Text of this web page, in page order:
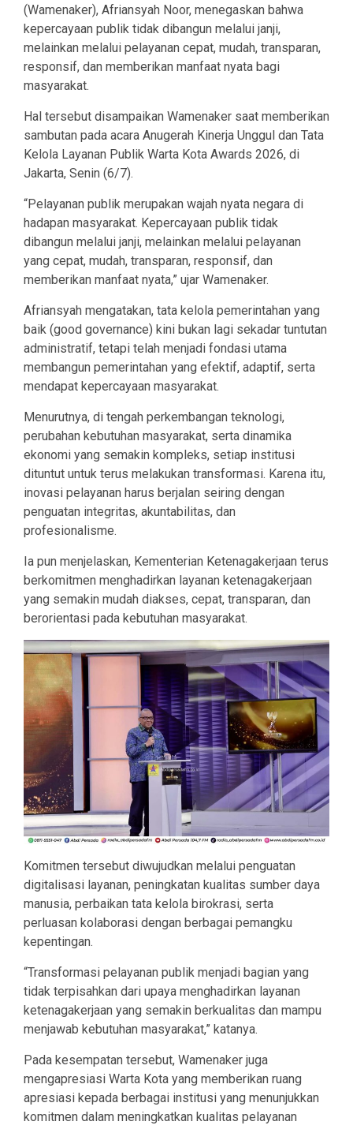
(Wamenaker), Afriansyah Noor, menegaskan bahwa
kepercayaan publik tidak dibangun melalui janji,
melainkan melalui pelayanan cepat, mudah, transparan,
responsif, dan memberikan manfaat nyata bagi
masyarakat.
Hal tersebut disampaikan Wamenaker saat memberikan
sambutan pada acara Anugerah Kinerja Unggul dan Tata
Kelola Layanan Publik Warta Kota Awards 2026, di
Jakarta, Senin (6/7).
“Pelayanan publik merupakan wajah nyata negara di
hadapan masyarakat. Kepercayaan publik tidak
dibangun melalui janji, melainkan melalui pelayanan
yang cepat, mudah, transparan, responsif, dan
memberikan manfaat nyata,” ujar Wamenaker.
Afriansyah mengatakan, tata kelola pemerintahan yang
baik (good governance) kini bukan lagi sekadar tuntutan
administratif, tetapi telah menjadi fondasi utama
membangun pemerintahan yang efektif, adaptif, serta
mendapat kepercayaan masyarakat.
Menurutnya, di tengah perkembangan teknologi,
perubahan kebutuhan masyarakat, serta dinamika
ekonomi yang semakin kompleks, setiap institusi
dituntut untuk terus melakukan transformasi. Karena itu,
inovasi pelayanan harus berjalan seiring dengan
penguatan integritas, akuntabilitas, dan
profesionalisme.
Ia pun menjelaskan, Kementerian Ketenagakerjaan terus
berkomitmen menghadirkan layanan ketenagakerjaan
yang semakin mudah diakses, cepat, transparan, dan
berorientasi pada kebutuhan masyarakat.
Komitmen tersebut diwujudkan melalui penguatan
digitalisasi layanan, peningkatan kualitas sumber daya
manusia, perbaikan tata kelola birokrasi, serta
perluasan kolaborasi dengan berbagai pemangku
kepentingan.
“Transformasi pelayanan publik menjadi bagian yang
tidak terpisahkan dari upaya menghadirkan layanan
ketenagakerjaan yang semakin berkualitas dan mampu
menjawab kebutuhan masyarakat,” katanya.
Pada kesempatan tersebut, Wamenaker juga
mengapresiasi Warta Kota yang memberikan ruang
apresiasi kepada berbagai institusi yang menunjukkan
komitmen dalam meningkatkan kualitas pelayanan